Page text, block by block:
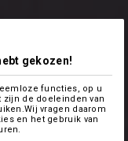
gekozen!
functies, op u
de doeleinden van
vragen daarom
en het gebruik van